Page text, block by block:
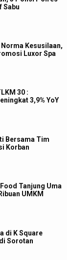
Sabu
Kesusilaan,
Luxor Spa
30 :
3,9% YoY
Bersama Tim
Korban
Tanjung Uma
UMKM
di K Square
Sorotan